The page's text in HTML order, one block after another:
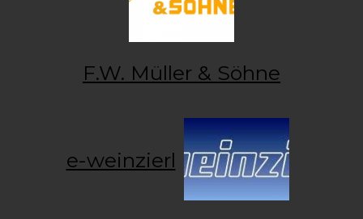
F.W. Müller & Söhne
e-weinzierl